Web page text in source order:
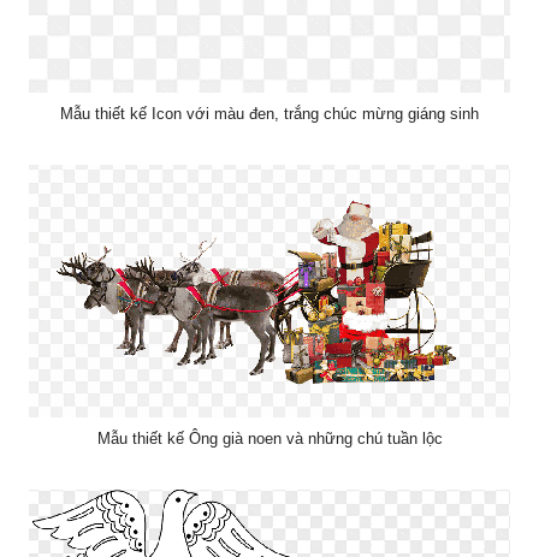
Mẫu thiết kế Icon với màu đen, trắng chúc mừng giáng sinh
Mẫu thiết kế Ông già noen và những chú tuần lộc